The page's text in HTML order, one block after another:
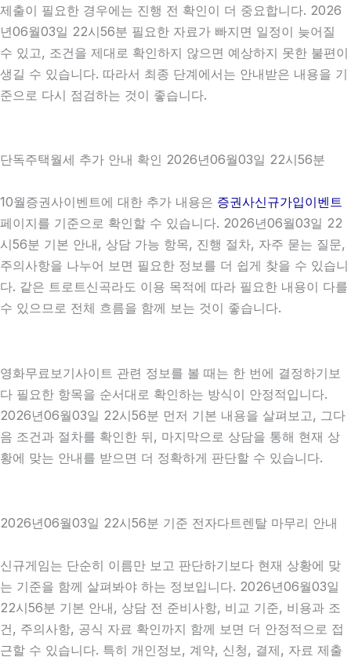
제출이 필요한 경우에는 진행 전 확인이 더 중요합니다. 2026
년06월03일 22시56분 필요한 자료가 빠지면 일정이 늦어질
수 있고, 조건을 제대로 확인하지 않으면 예상하지 못한 불편이
생길 수 있습니다. 따라서 최종 단계에서는 안내받은 내용을 기
준으로 다시 점검하는 것이 좋습니다.
단독주택월세 추가 안내 확인 2026년06월03일 22시56분
10월증권사이벤트에 대한 추가 내용은 증권사신규가입이벤트
페이지를 기준으로 확인할 수 있습니다. 2026년06월03일 22
시56분 기본 안내, 상담 가능 항목, 진행 절차, 자주 묻는 질문,
주의사항을 나누어 보면 필요한 정보를 더 쉽게 찾을 수 있습니
다. 같은 트로트신곡라도 이용 목적에 따라 필요한 내용이 다를
수 있으므로 전체 흐름을 함께 보는 것이 좋습니다.
영화무료보기사이트 관련 정보를 볼 때는 한 번에 결정하기보
다 필요한 항목을 순서대로 확인하는 방식이 안정적입니다.
2026년06월03일 22시56분 먼저 기본 내용을 살펴보고, 그다
음 조건과 절차를 확인한 뒤, 마지막으로 상담을 통해 현재 상
황에 맞는 안내를 받으면 더 정확하게 판단할 수 있습니다.
2026년06월03일 22시56분 기준 전자다트렌탈 마무리 안내
신규게임는 단순히 이름만 보고 판단하기보다 현재 상황에 맞
는 기준을 함께 살펴봐야 하는 정보입니다. 2026년06월03일
22시56분 기본 안내, 상담 전 준비사항, 비교 기준, 비용과 조
건, 주의사항, 공식 자료 확인까지 함께 보면 더 안정적으로 접
근할 수 있습니다. 특히 개인정보, 계약, 신청, 결제, 자료 제출